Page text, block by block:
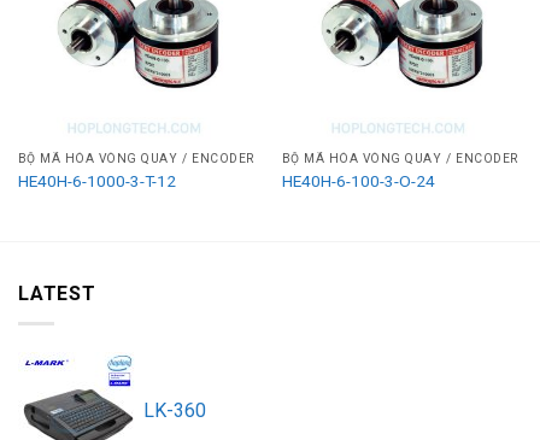
BỘ MÃ HÓA VÒNG QUAY / ENCODER
HE40H-6-1000-3-T-12
BỘ MÃ HÓA VÒNG QUAY / ENCODER
HE40H-6-100-3-O-24
LATEST
LK-360